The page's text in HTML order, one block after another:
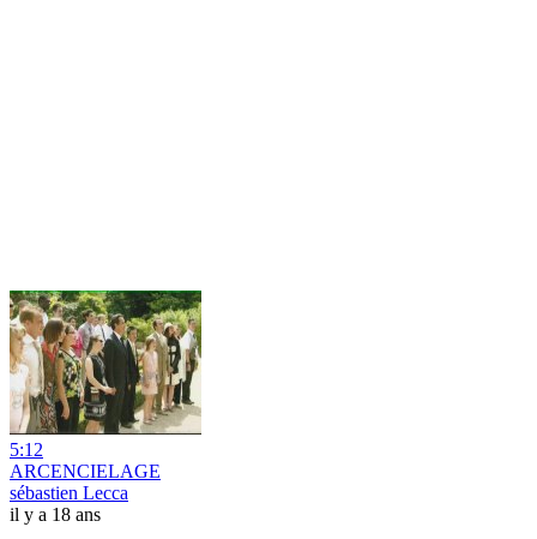
5:12
ARCENCIELAGE
sébastien Lecca
il y a 18 ans